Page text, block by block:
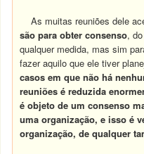
As muitas reuniões dele
são para obter consenso,
qualquer medida, mas sim
fazer aquilo que ele tiver
casos em que não há
reuniões é reduzida
é objeto de um consenso
uma organização, e isso é
organização, de qualquer